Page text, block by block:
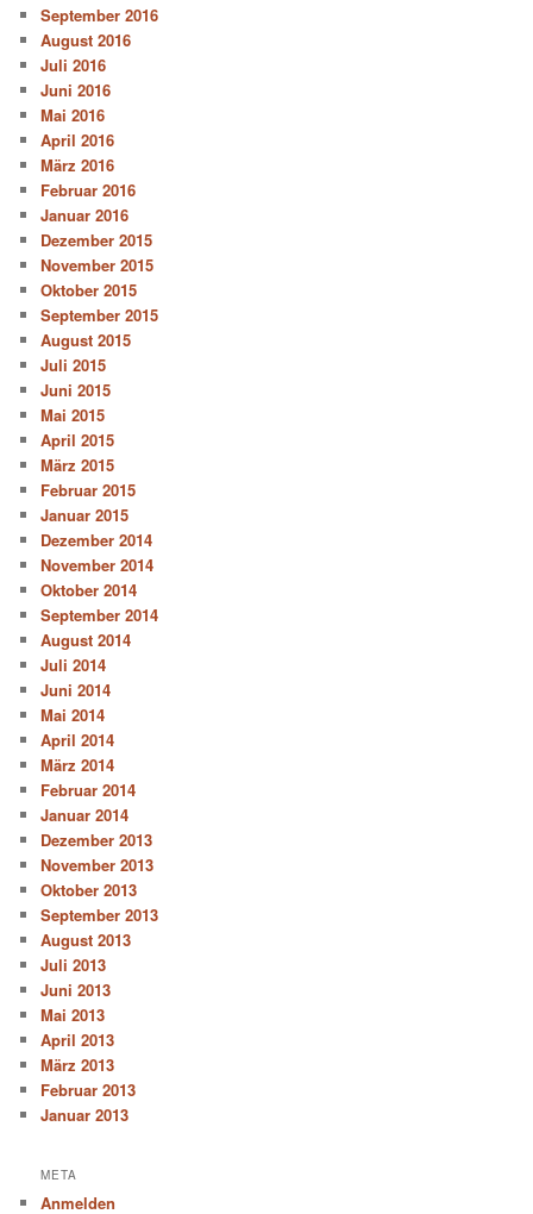
September 2016
August 2016
Juli 2016
Juni 2016
Mai 2016
April 2016
März 2016
Februar 2016
Januar 2016
Dezember 2015
November 2015
Oktober 2015
September 2015
August 2015
Juli 2015
Juni 2015
Mai 2015
April 2015
März 2015
Februar 2015
Januar 2015
Dezember 2014
November 2014
Oktober 2014
September 2014
August 2014
Juli 2014
Juni 2014
Mai 2014
April 2014
März 2014
Februar 2014
Januar 2014
Dezember 2013
November 2013
Oktober 2013
September 2013
August 2013
Juli 2013
Juni 2013
Mai 2013
April 2013
März 2013
Februar 2013
Januar 2013
META
Anmelden